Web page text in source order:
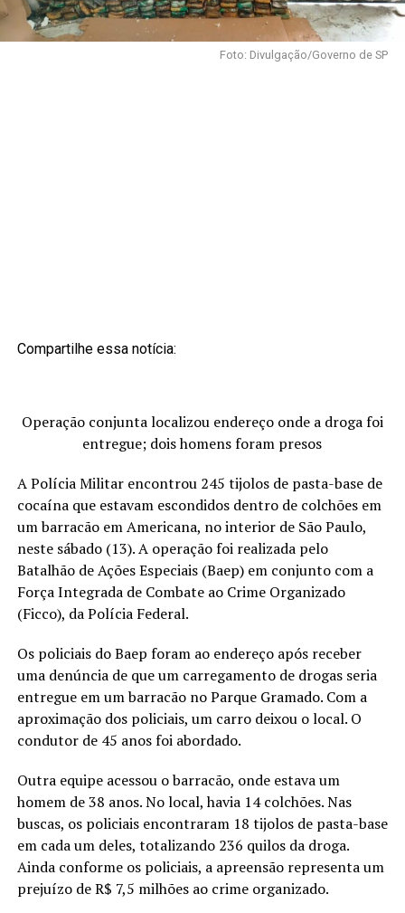
Foto: Divulgação/Governo de SP
Compartilhe essa notícia:
Operação conjunta localizou endereço onde a droga foi
entregue; dois homens foram presos
A Polícia Militar encontrou 245 tijolos de pasta-base de
cocaína que estavam escondidos dentro de colchões em
um barracão em Americana, no interior de São Paulo,
neste sábado (13). A operação foi realizada pelo
Batalhão de Ações Especiais (Baep) em conjunto com a
Força Integrada de Combate ao Crime Organizado
(Ficco), da Polícia Federal.
Os policiais do Baep foram ao endereço após receber
uma denúncia de que um carregamento de drogas seria
entregue em um barracão no Parque Gramado. Com a
aproximação dos policiais, um carro deixou o local. O
condutor de 45 anos foi abordado.
Outra equipe acessou o barracão, onde estava um
homem de 38 anos. No local, havia 14 colchões. Nas
buscas, os policiais encontraram 18 tijolos de pasta-base
em cada um deles, totalizando 236 quilos da droga.
Ainda conforme os policiais, a apreensão representa um
prejuízo de R$ 7,5 milhões ao crime organizado.